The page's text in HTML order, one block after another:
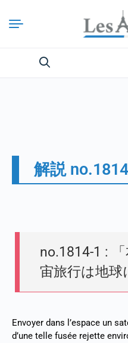
解説 no.1814
no.1814-1 :
宙旅行は地球
Envoyer dans l’espace un
d’une telle fusée rejette